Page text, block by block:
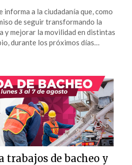
informa a la ciudadanía que, como
de seguir transformando la
y mejorar la movilidad en distintas
durante los próximos días…
trabajos de bacheo y